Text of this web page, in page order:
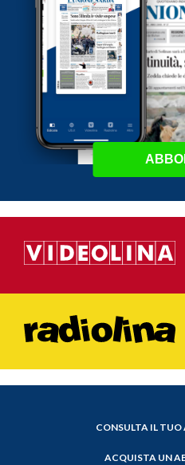
CONSULTA IL
ACQUISTA UN